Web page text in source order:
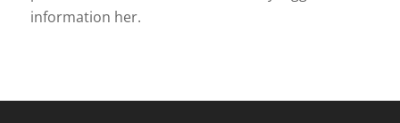
information her.